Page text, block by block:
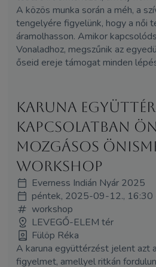
A közös munka során a méh, a
tengelyére figyelünk, hogy a női
áramolhasson. Amikor
Vonaladhoz, megszűnik az
őseid ereje támogat minden
Karuna
kapcsolatban
mozgásos
WORKSHOP
Everness Indián Nyár 2025
péntek, 2025-09-12., 16:30
workshop
LEVEGŐ-ELEM tér
Fülöp Réka
A karuna együttérzést jelent azt
figyelmet, amellyel ritkán